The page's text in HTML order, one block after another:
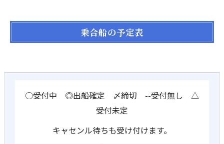
乗合船の予定表
○受付中 ◎出船確定 〆締切 --受付無し △
受付未定
キャセンル待ちも受け付けます。